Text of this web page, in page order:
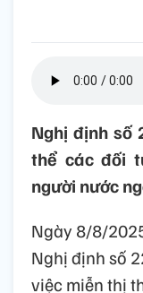
Nghị định số
thể các đối
người nước
Ngày 8/8/
Nghị định số
việc miễn thị